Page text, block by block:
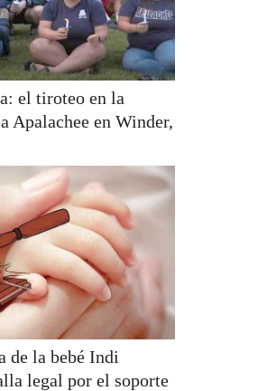
el tiroteo en la
Apalachee en Winder,
de la bebé Indi
legal por el soporte